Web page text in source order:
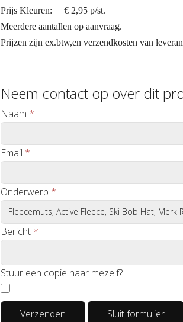
Prijs Kleuren: € 2,95 p/st.
Meerdere aantallen op aanvraag.
Prijzen zijn ex.btw,en verzendkosten van
Neem contact op over dit
Naam *
Email *
Onderwerp *
Bericht *
Stuur een copie naar mezelf?
Verzenden Sluit formulier